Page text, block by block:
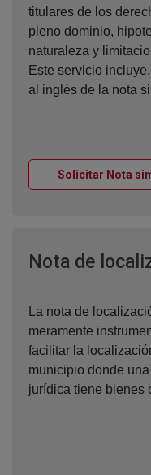
titulares de los
pleno dominio,
naturaleza y
Este servicio
al inglés de la nota
Solicitar Nota
Nota de
La nota de
meramente
facilitar la
municipio donde
jurídica tiene bienes